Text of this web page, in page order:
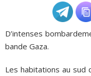
ADHÉSIONS, DONS,
D’intenses
bande Gaza.
Les habitations au sud